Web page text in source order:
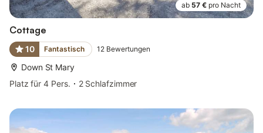
ab 57 € pro Nacht
Cottage
10 Fantastisch 12 Bewertungen
Down St Mary
Platz für 4 Pers.
2 Schlafzimmer